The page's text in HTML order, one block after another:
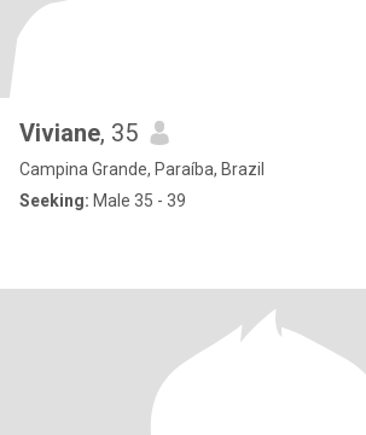
Viviane, 35
Campina Grande, Paraíba, Brazil
Seeking: Male 35 - 39